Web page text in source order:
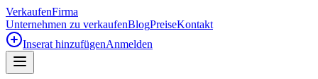
VerkaufenFirma
Unternehmen zu verkaufenBlogPreiseKontakt
Inserat hinzufügenAnmelden